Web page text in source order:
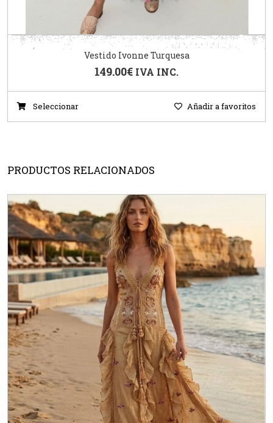
Vestido Ivonne Turquesa
149.00€ IVA INC.
Seleccionar Añadir a favoritos
PRODUCTOS RELACIONADOS